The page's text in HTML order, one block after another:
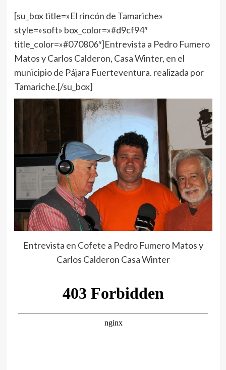
[su_box title=»El rincón de Tamariche»
style=»soft» box_color=»#d9cf94″
title_color=»#070806″]Entrevista a Pedro Fumero
Matos y Carlos Calderon, Casa Winter, en el
municipio de Pájara Fuerteventura. realizada por
Tamariche.[/su_box]
Entrevista en Cofete a Pedro Fumero Matos y
Carlos Calderon Casa Winter